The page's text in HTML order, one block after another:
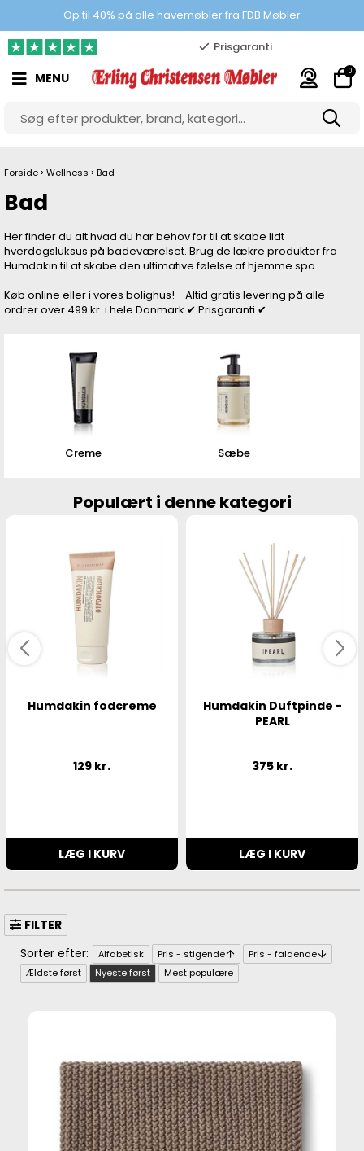
Op til 40% på alle havemøbler fra FDB Møbler
Prisgaranti
10.000 m2 showroom
Gratis & gode parkeringsforhold
MENU 0
Forside › Wellness › Bad
Bad
Her finder du alt hvad du har behov for til at skabe lidt
hverdagsluksus på badeværelset. Brug de lækre produkter fra
Humdakin til at skabe den ultimative følelse af hjemme spa.
Køb online eller i vores bolighus! - Altid gratis levering på alle
ordrer over 499 kr. i hele Danmark ✔ Prisgaranti ✔
Creme Sæbe
Populært i denne kategori
Humdakin fodcreme
129 kr.
LÆG I KURV
Humdakin Duftpinde -
PEARL
375 kr.
LÆG I KURV
FILTER
Alfabetisk Pris - stigende
Pris - faldende
Ældste først
Nyeste først Mest populære